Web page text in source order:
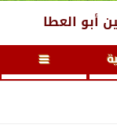
أبو العطا